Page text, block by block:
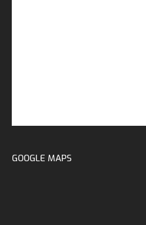
GOOGLE MAPS